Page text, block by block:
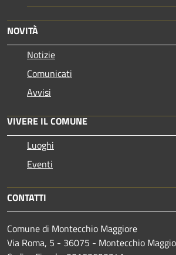
NOVITÀ
Notizie
Comunicati
Avvisi
VIVERE IL COMUNE
Luoghi
Eventi
CONTATTI
Comune di Montecchio Maggiore
Via Roma, 5 - 36075 - Montecchio